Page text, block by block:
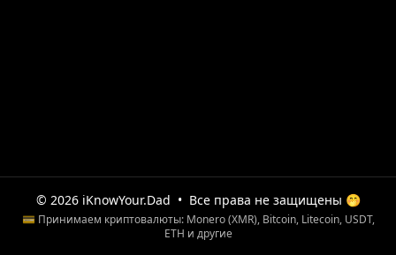
© 2026 iKnowYour.Dad • Все права не защищены 🤭
💳 Принимаем криптовалюты: Monero (XMR), Bitcoin, Litecoin, USDT,
ETH и другие